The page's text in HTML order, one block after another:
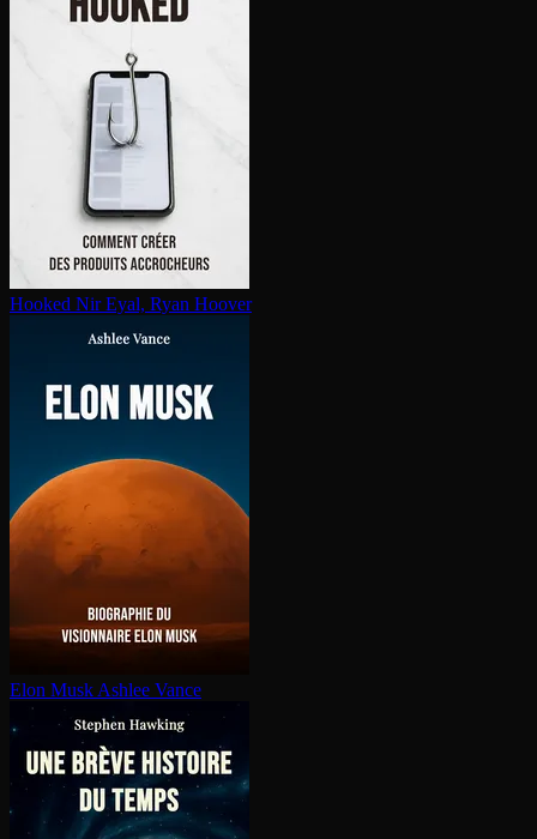
Hooked Nir Eyal, Ryan Hoover
Elon Musk Ashlee Vance